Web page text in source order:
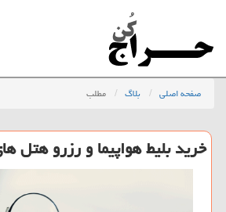
صفحه اصلی بلاگ مطلب
خرید بلیط هواپیما و رزرو هتل